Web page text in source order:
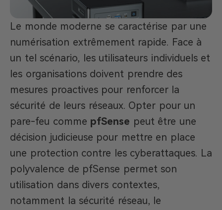
Le monde moderne se caractérise par une
numérisation extrêmement rapide. Face à
un tel scénario, les utilisateurs individuels et
les organisations doivent prendre des
mesures proactives pour renforcer la
sécurité de leurs réseaux. Opter pour un
pare-feu comme pfSense peut être une
décision judicieuse pour mettre en place
une protection contre les cyberattaques. La
polyvalence de pfSense permet son
utilisation dans divers contextes,
notamment la sécurité réseau, le